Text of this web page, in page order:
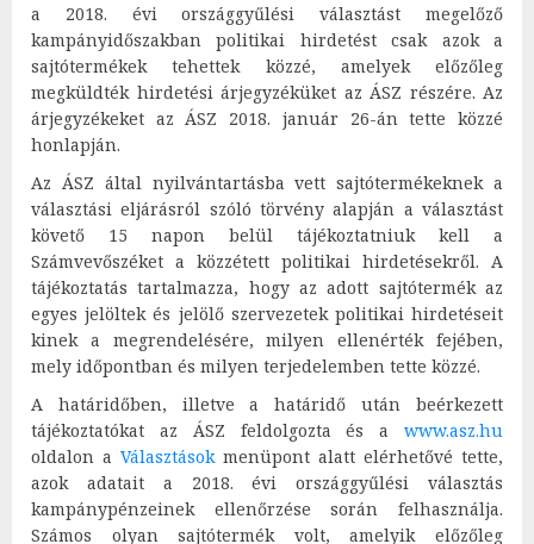
a 2018. évi országgyűlési választást megelőző
kampányidőszakban politikai hirdetést csak azok a
sajtótermékek tehettek közzé, amelyek előzőleg
megküldték hirdetési árjegyzéküket az ÁSZ részére. Az
árjegyzékeket az ÁSZ 2018. január 26-án tette közzé
honlapján.
Az ÁSZ által nyilvántartásba vett sajtótermékeknek a
választási eljárásról szóló törvény alapján a választást
követő 15 napon belül tájékoztatniuk kell a
Számvevőszéket a közzétett politikai hirdetésekről. A
tájékoztatás tartalmazza, hogy az adott sajtótermék az
egyes jelöltek és jelölő szervezetek politikai hirdetéseit
kinek a megrendelésére, milyen ellenérték fejében,
mely időpontban és milyen terjedelemben tette közzé.
A határidőben, illetve a határidő után beérkezett
tájékoztatókat az ÁSZ feldolgozta és a www.asz.hu
oldalon a Választások menüpont alatt elérhetővé tette,
azok adatait a 2018. évi országgyűlési választás
kampánypénzeinek ellenőrzése során felhasználja.
Számos olyan sajtótermék volt, amelyik előzőleg